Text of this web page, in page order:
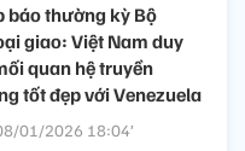
báo thường kỳ Bộ
giao: Việt Nam duy
quan hệ truyền
tốt đẹp với Venezuela
01/2026 18:04’